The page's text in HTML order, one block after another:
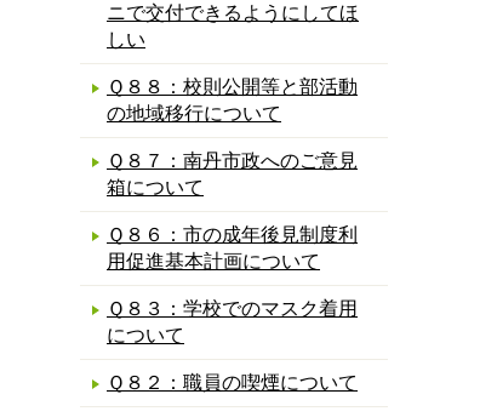
ニで交付できるようにしてほ
しい
Ｑ８８：校則公開等と部活動
の地域移行について
Ｑ８７：南丹市政へのご意見
箱について
Ｑ８６：市の成年後見制度利
用促進基本計画について
Ｑ８３：学校でのマスク着用
について
Ｑ８２：職員の喫煙について